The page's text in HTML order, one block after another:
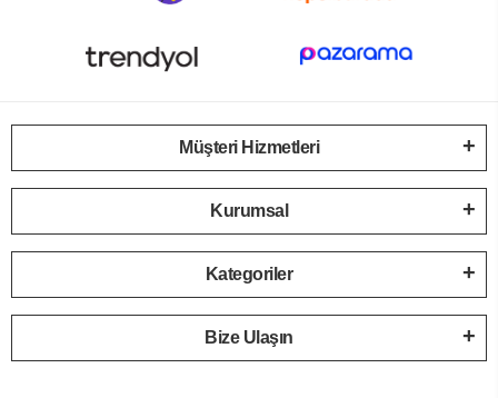
Müşteri Hizmetleri
Kurumsal
Kategoriler
Bize Ulaşın